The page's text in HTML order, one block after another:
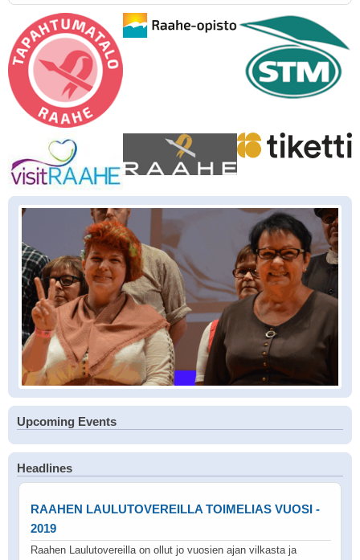
Upcoming Events
Headlines
RAAHEN LAULUTOVEREILLA TOIMELIAS VUOSI -
2019
Raahen Laulutovereilla on ollut jo vuosien ajan vilkasta ja